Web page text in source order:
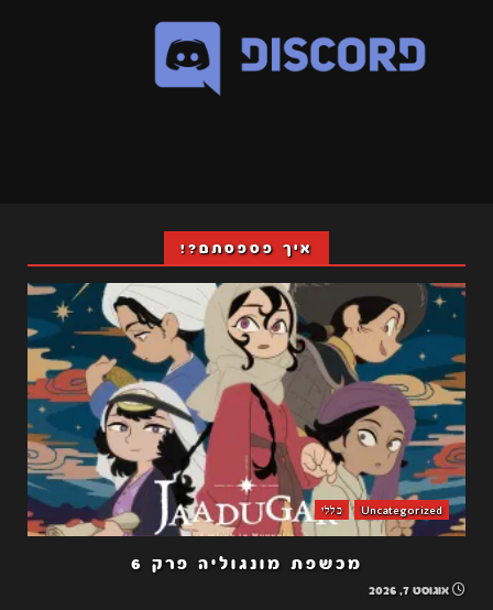
איך פספסתם?!
Uncategorized כללי
מכשפת מונגוליה פרק 6
אוגוסט 7, 2026